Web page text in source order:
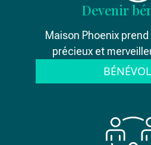
Devenir
Maison Phoenix
précieux et